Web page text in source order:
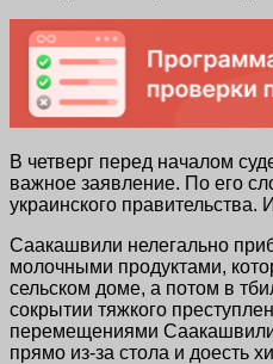
В четверг перед началом
важное заявление. По его
украинского
Саакашвили нелегально
молочными продуктами,
сельском доме, а потом в
сокрытии тяжкого
перемещениями Саакашвили.
прямо из-за стола и доесть